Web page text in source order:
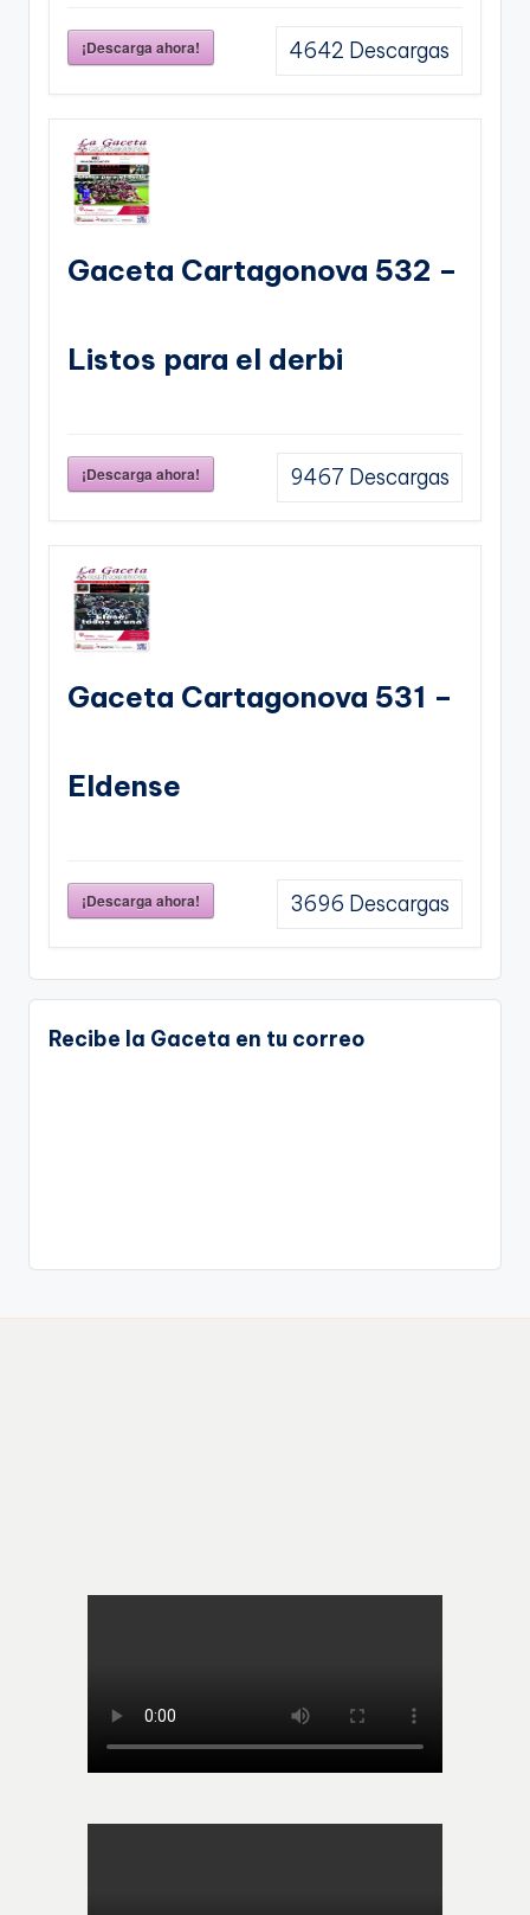
¡Descarga ahora! 4642 Descargas
Gaceta Cartagonova 532 –
Listos para el derbi
¡Descarga ahora! 9467 Descargas
Gaceta Cartagonova 531 –
Eldense
¡Descarga ahora! 3696 Descargas
Recibe la Gaceta en tu correo